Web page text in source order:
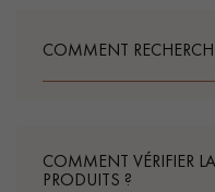
COMMENT
COMMENT VÉRIFIER
PRODUITS ?